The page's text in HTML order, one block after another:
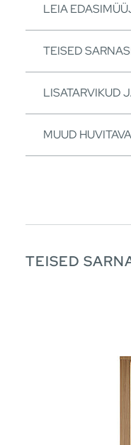
LEIA
TEISED
LISATARVIKUD
MUUD
TEISED